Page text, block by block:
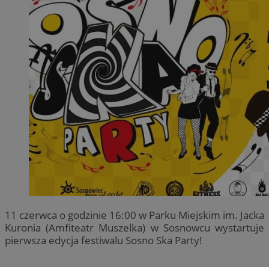
11 czerwca o godzinie 16:00 w Parku Miejskim im. Jacka
Kuronia (Amfiteatr Muszelka) w Sosnowcu wystartuje
pierwsza edycja festiwalu Sosno Ska Party!